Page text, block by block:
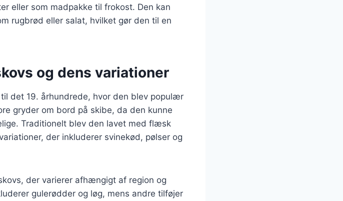
eller som madpakke til frokost. Den kan
rugbrød eller salat, hvilket gør den til en
og dens variationer
det 19. århundrede, hvor den blev populær
gryder om bord på skibe, da den kunne
Traditionelt blev den lavet med flæsk
der inkluderer svinekød, pølser og
der varierer afhængigt af region og
gulerødder og løg, mens andre tilføjer